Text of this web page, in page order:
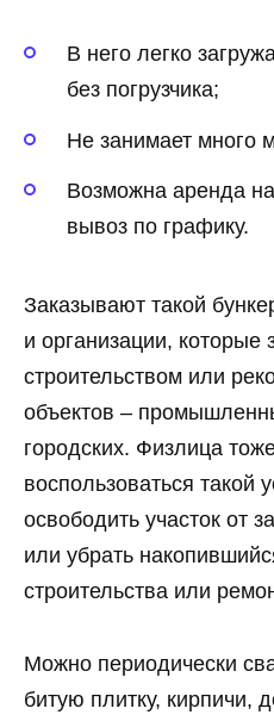
В него легко
без погрузчика;
Не занимает много
Возможна аренда
вывоз по графику.
Заказывают такой
и организации, которые
строительством или
объектов –
городских. Физлица
воспользоваться такой
освободить участок от
или убрать
строительства или
Можно периодически
битую плитку, кирпичи,